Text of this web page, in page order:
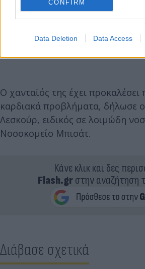
CONFIRM
Data Deletion Data Access
Ο χανταϊός της έχει προκαλέσει
καρδιακά προβλήματα, δήλωσε
Λεσκούρ, ειδικός σε λοιμώδη
Νοσοκομείο Μπισάτ.
Κάνε κλικ και δες
Flash.grστην αναζήτηση
Διάβασε σχετικά